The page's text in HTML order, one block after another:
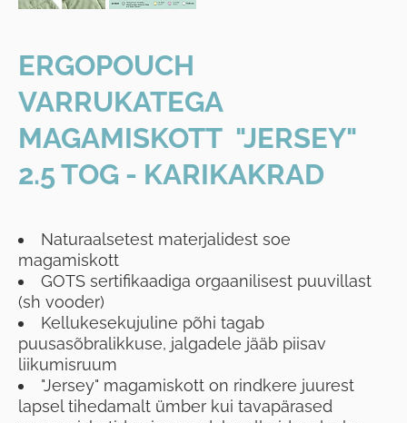
ERGOPOUCH
VARRUKATEGA
MAGAMISKOTT "JERSEY"
2.5 TOG - KARIKAKRAD
Naturaalsetest materjalidest soe
magamiskott
GOTS sertifikaadiga orgaanilisest puuvillast
(sh vooder)
Kellukesekujuline põhi tagab
puusasõbralikkuse, jalgadele jääb piisav
liikumisruum
"Jersey" magamiskott on rindkere juurest
lapsel tihedamalt ümber kui tavapärased